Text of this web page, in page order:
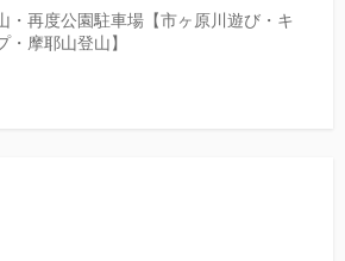
・再度公園駐車場【市ヶ原川遊び・キ
・摩耶山登山】